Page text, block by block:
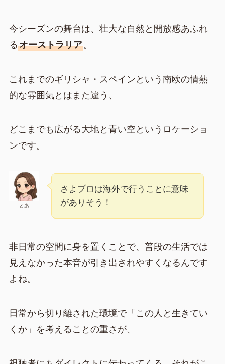
今シーズンの舞台は、壮大な自然と開放感あふれ
るオーストラリア。
これまでのギリシャ・スペインという南欧の情熱
的な雰囲気とはまた違う、
どこまでも広がる大地と青い空というロケーショ
ンです。
とあ
さよプロは海外で行うことに意味
がありそう！
非日常の空間に身を置くことで、普段の生活では
見えなかった本音が引き出されやすくなるんです
よね。
日常から切り離された環境で「この人と生きてい
くか」を考えることの重さが、